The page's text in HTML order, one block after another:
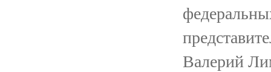
Валерий